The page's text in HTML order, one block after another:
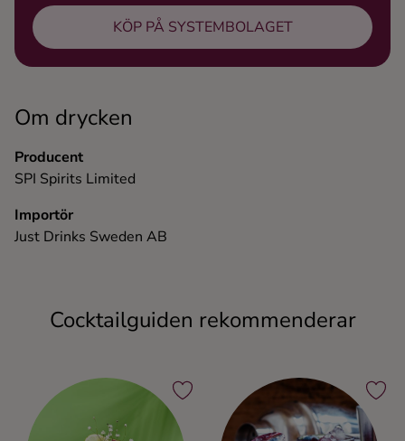
Om drycken
Producent
SPI Spirits Limited
Importör
Just Drinks Sweden AB
KÖP PÅ SYSTEMBOLAGET
Cocktailguiden rekommenderar